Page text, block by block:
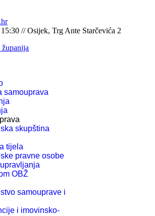
// Osijek, Trg Ante Starčevića 2
samouprava
skupština
tijela
pravne osobe
OBŽ
samouprave i
i imovinsko-